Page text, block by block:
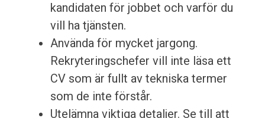
kandidaten för jobbet och varför du
vill ha tjänsten.
Använda för mycket jargong.
Rekryteringschefer vill inte läsa ett
CV som är fullt av tekniska termer
som de inte förstår.
Utelämna viktiga detaljer. Se till att